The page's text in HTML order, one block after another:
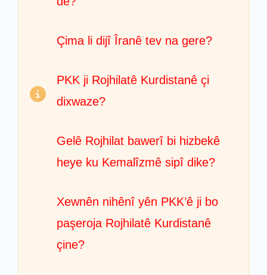
Çima li dijî Îranê tev na gere?
PKK ji Rojhilatê Kurdistanê çi
dixwaze?
Gelê Rojhilat bawerî bi hizbekê
heye ku Kemalîzmê sipî dike?
Xewnên nihênî yên PKK’ê ji bo
paşeroja Rojhilatê Kurdistanê
çine?